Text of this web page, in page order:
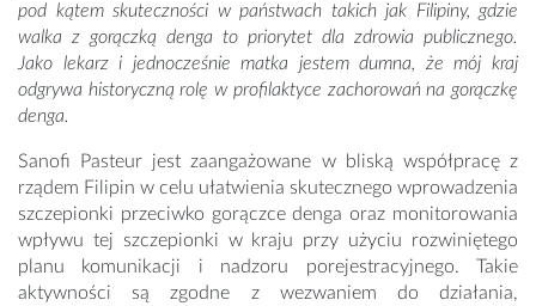
pod kątem skuteczności w państwach takich jak Filipiny, gdzie
walka z gorączką denga to priorytet dla zdrowia publicznego.
Jako lekarz i jednocześnie matka jestem dumna, że mój kraj
odgrywa historyczną rolę w profilaktyce zachorowań na gorączkę
denga.
Sanofi Pasteur jest zaangażowane w bliską współpracę z
rządem Filipin w celu ułatwienia skutecznego wprowadzenia
szczepionki przeciwko gorączce denga oraz monitorowania
wpływu tej szczepionki w kraju przy użyciu rozwiniętego
planu komunikacji i nadzoru porejestracyjnego. Takie
aktywności są zgodne z wezwaniem do działania,